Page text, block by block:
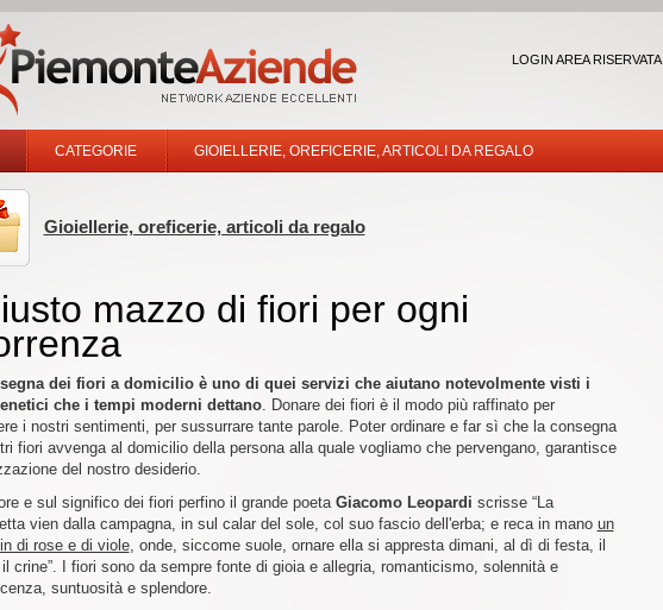
LOGIN AREA RISERVATA
CATEGORIE GIOIELLERIE, OREFICERIE, ARTICOLI DA REGALO
Gioiellerie, oreficerie, articoli da regalo
mazzo di fiori per ogni
dei fiori a domicilio è uno di quei servizi che aiutano notevolmente visti i
che i tempi moderni dettano. Donare dei fiori è il modo più raffinato per
i nostri sentimenti, per sussurrare tante parole. Poter ordinare e far sì che la consegna
fiori avvenga al domicilio della persona alla quale vogliamo che pervengano, garantisce
del nostro desiderio.
e sul significo dei fiori perfino il grande poeta Giacomo Leopardi scrisse “La
vien dalla campagna, in sul calar del sole, col suo fascio dell'erba; e reca in mano un
di rose e di viole, onde, siccome suole, ornare ella si appresta dimani, al dì di festa, il
crine”. I fiori sono da sempre fonte di gioia e allegria, romanticismo, solennità e
suntuosità e splendore.